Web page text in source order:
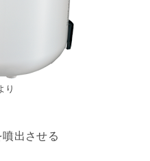
り
出させる